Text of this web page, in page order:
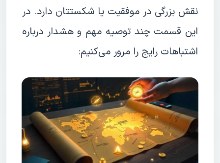
نقش بزرگی در موفقیت یا شکستتان دارد. در
این قسمت چند توصیه مهم و هشدار درباره
اشتباهات رایج را مرور می‌کنیم: